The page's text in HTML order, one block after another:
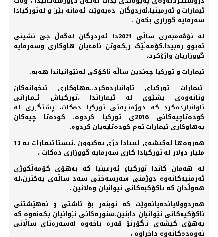
ئیمارات و ئەرمینیا،ئەردوگان دەیەوێت ئەمانە بێن و لەتورکیادا
سەرمایە گوزاری بکەن ،
لە نۆڤەمبەری ساڵی 2021دا ئەردوگان لەگەڵ جێ نشینی
ئەبوو زەبیدا،کۆمەڵێک ریکەوتن نامەیان هاوکاری وسەرمایە
گووزاریان واژۆکرد،
ئیمارات و تورکیا چەندین ساڵە ناکۆکی لەنێوانیاندا هەیە،
ئیمارات تورکیای تاوانباردەکرد،بەهاوکاری ئیخوانەکان
ونانەوەی پشێوی لە ئیماراتدا ،تورکیاش ئیماراتی
تاوانباردەکرد کە دوژمنایەتی تورکیا دەکات، پشتگیری لە
کودەتاچیەکانی 2016ی تورکیا کردوە، کودەتا چیەکان
بەهاوکاری ئیمارات ئەم کودەتایەیان کردوە،
هەروەها لەکیشەی لیبیادا دژی یەکبوون ،ئیستا ئیمارات بە 10
ملیار دولار لە تورکیادا کاری سەرمایە گووزاری دەکات ،
لە هەمان کاتدا تورکیاو ئەرمینیا کە بەهۆی کۆمەڵکوژی
ئەرمنیەکانەوە دوژمنی سەرسەختی سەد ساڵەی یەکترن،لە
هەوڵدان کە ناکۆکیەکانی نیوانیان وەلانین ،
هەردوولایاندەیانەوێت کە نوینەر بۆ ئاشتی و نەهێشتنی
ناکۆکیەکانی نێوانیان دابنین،سنورەکانی نێوانیان بکەنەوە کە
بەهۆی کیشەی ناگۆرنۆ قەرە باخەوە لەسەرەتای ساڵانی
نەوەدەکانەوە داخراوە ،